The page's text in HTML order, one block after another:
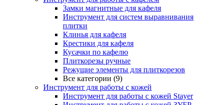
Замки магнитные для кафеля
Инструмент для систем выравнивания
плитки
Клинья для кафеля
Крестики для кафеля
Кусачки по кафелю
Плиткорезы ручные
Режущие элементы для плиткорезов
Все категории (9)
Инструмент для работы с кожей
Инструмент для работы с кожей Stayer